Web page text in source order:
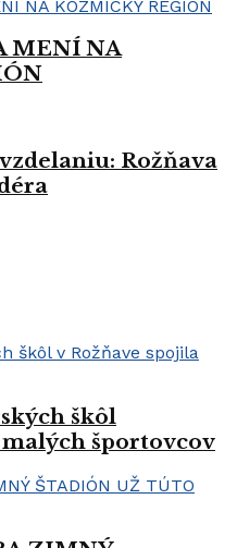
MENÍ NA
Rožňava
škôl
športovcov